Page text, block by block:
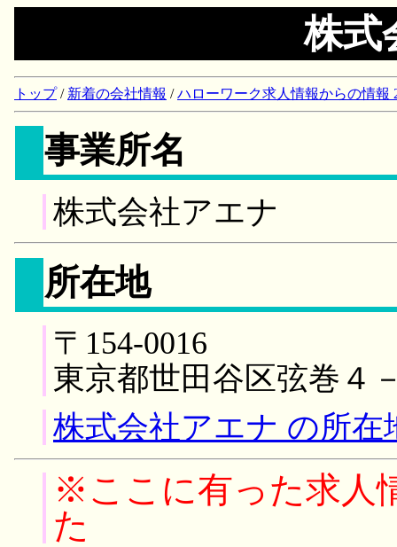
株式
トップ/ 新着の会社情報 /ハローワーク求人情報からの情報
事業所名
株式会社アエナ
所在地
〒154-0016
東京都世田谷区弦巻４
株式会社アエナ の所在
※ここに有った求人
た